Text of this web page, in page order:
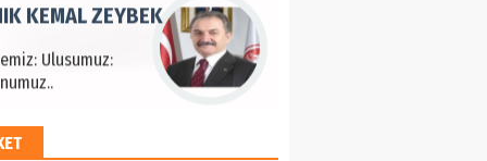
Ulusumuz:
KEMAL ZEYBEK
HAYRİ PEKER